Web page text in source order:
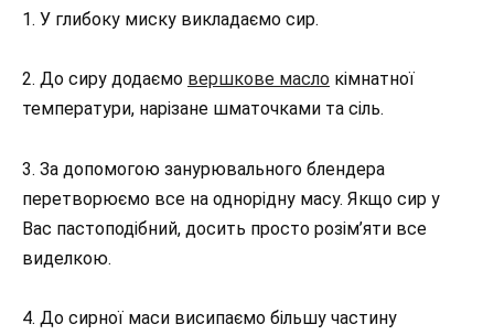
1. У глибоку миску викладаємо сир.
2. До сиру додаємо вершкове масло кімнатної
температури, нарізане шматочками та сіль.
3. За допомогою занурювального блендера
перетворюємо все на однорідну масу. Якщо сир у
Вас пастоподібний, досить просто розім’яти все
виделкою.
4. До сирної маси висипаємо більшу частину